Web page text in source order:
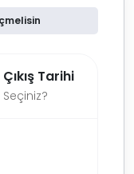
Çıkış Tarihi
Seçiniz?